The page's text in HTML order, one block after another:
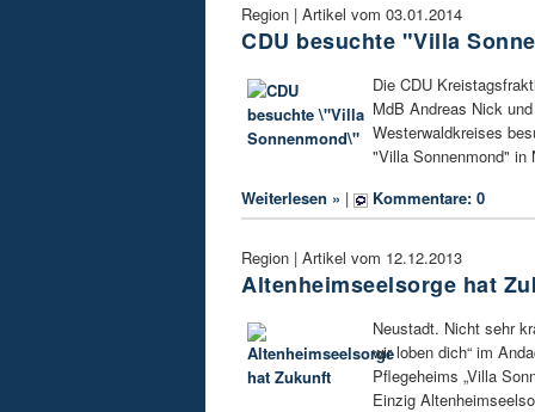
Region | Artikel vom 03.01.2014
CDU besuchte "Villa
Die CDU
MdB Andreas Nick
Westerwaldkreises
"Villa Sonnenmond" in
Weiterlesen » | Kommentare: 0
Region | Artikel vom 12.12.2013
Altenheimseelsorge hat
Neustadt. Nicht sehr
wir loben dich“ im
Pflegeheims „Villa
Einzig